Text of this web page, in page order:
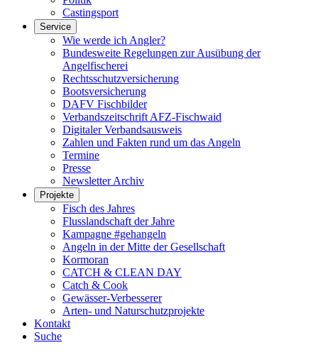
Castingsport
Service
Wie werde ich Angler?
Bundesweite Regelungen zur Ausübung der
Angelfischerei
Rechtsschutzversicherung
Bootsversicherung
DAFV Fischbilder
Verbandszeitschrift AFZ-Fischwaid
Digitaler Verbandsausweis
Zahlen und Fakten rund um das Angeln
Termine
Presse
Newsletter Archiv
Projekte
Fisch des Jahres
Flusslandschaft der Jahre
Kampagne #gehangeln
Angeln in der Mitte der Gesellschaft
Kormoran
CATCH & CLEAN DAY
Catch & Cook
Gewässer-Verbesserer
Arten- und Naturschutzprojekte
Kontakt
Suche